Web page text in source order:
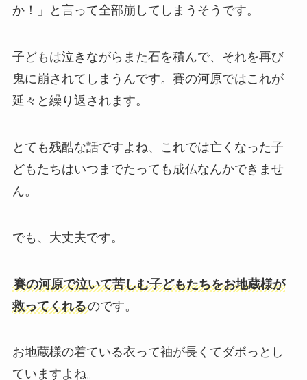
か！」と言って全部崩してしまうそうです。
子どもは泣きながらまた石を積んで、それを再び
鬼に崩されてしまうんです。賽の河原ではこれが
延々と繰り返されます。
とても残酷な話ですよね、これでは亡くなった子
どもたちはいつまでたっても成仏なんかできませ
ん。
でも、大丈夫です。
賽の河原で泣いて苦しむ子どもたちをお地蔵様が
救ってくれるのです。
お地蔵様の着ている衣って袖が長くてダボっとし
ていますよね。